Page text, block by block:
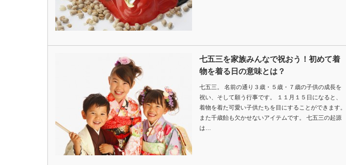
七五三を家族みんなで祝おう！初めて着
物を着る日の意味とは？
七五三。 名前の通り３歳・５歳・７歳の子供の成長を
祝い、そして願う行事です。 １１月１５日になると、
着物を着た可愛い子供たちを目にすることができます。
また千歳飴も欠かせないアイテムです。 七五三の起源
は…